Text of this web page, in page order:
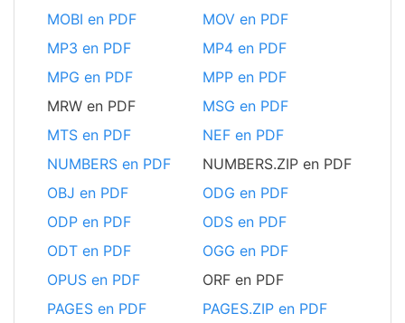
MOBI en PDF
MOV en PDF
MP3 en PDF
MP4 en PDF
MPG en PDF
MPP en PDF
MRW en PDF
MSG en PDF
MTS en PDF
NEF en PDF
NUMBERS en PDF
NUMBERS.ZIP en PDF
OBJ en PDF
ODG en PDF
ODP en PDF
ODS en PDF
ODT en PDF
OGG en PDF
OPUS en PDF
ORF en PDF
PAGES en PDF
PAGES.ZIP en PDF